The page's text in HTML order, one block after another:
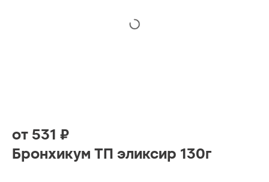
от 531 ₽
Бронхикум ТП эликсир 130г